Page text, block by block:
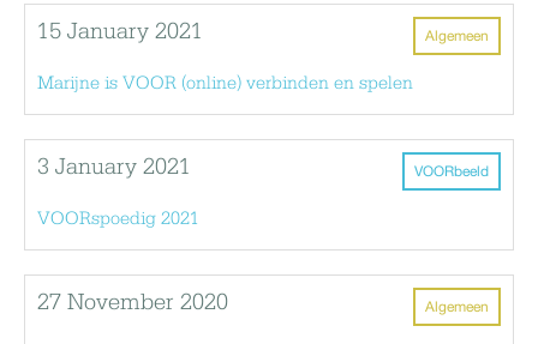
Algemeen
15 January 2021
Marijne is VOOR (online) verbinden en spelen
VOORbeeld
3 January 2021
VOORspoedig 2021
Algemeen
27 November 2020